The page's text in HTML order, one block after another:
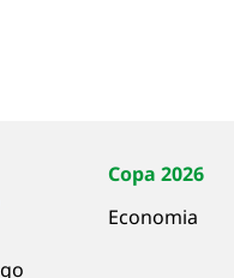
Copa 2026
Economia